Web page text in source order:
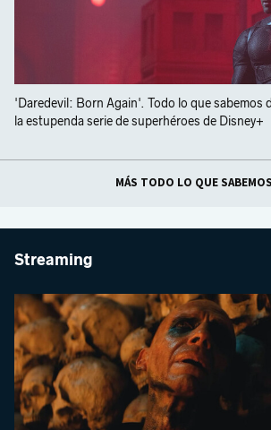
'Daredevil: Born Again'. Todo lo que sabemos
la estupenda serie de superhéroes de Disney+
MÁS TODO LO QUE SABEMOS
Streaming